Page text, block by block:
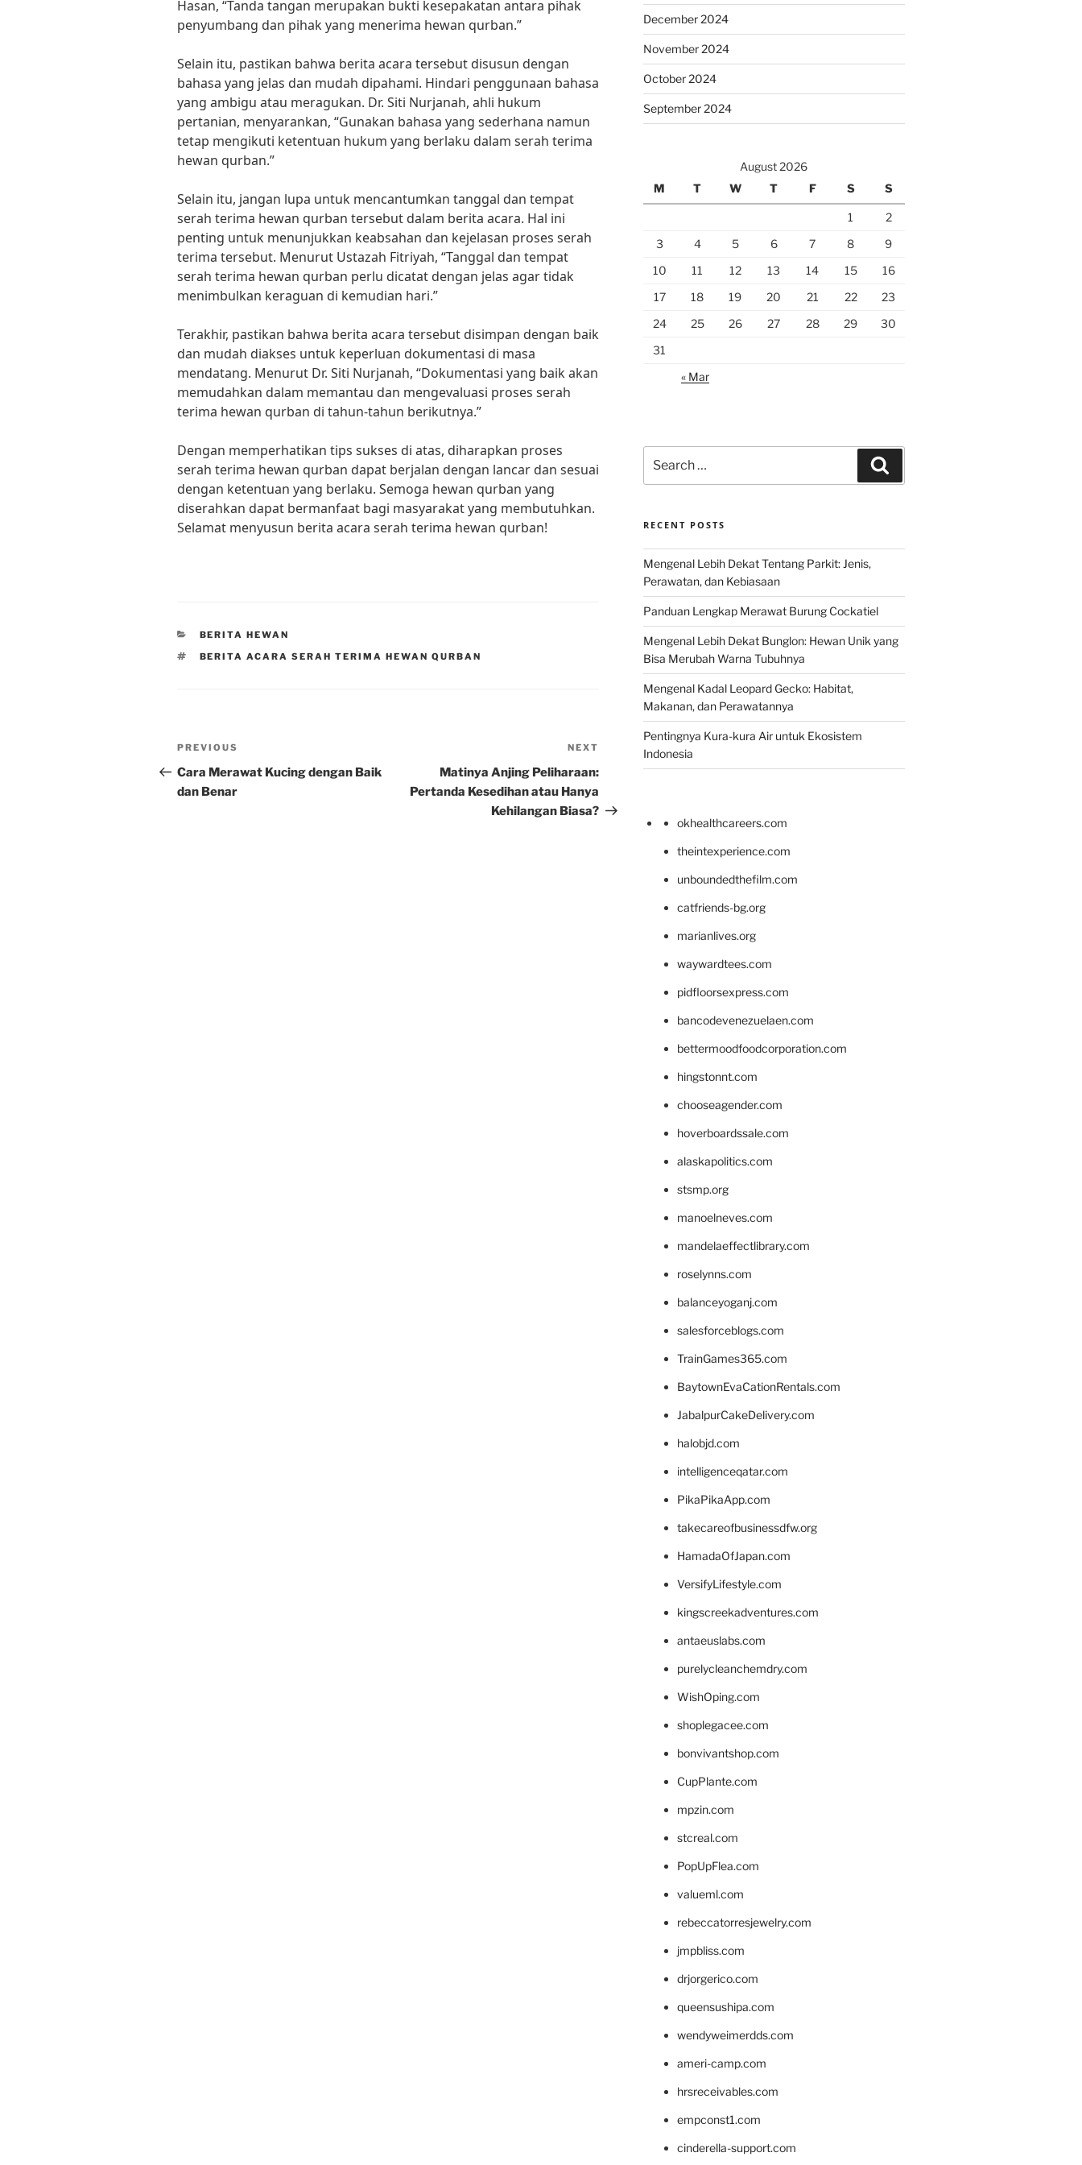
Hasan, “Tanda tangan merupakan bukti kesepakatan antara pihak
penyumbang dan pihak yang menerima hewan qurban.”
Selain itu, pastikan bahwa berita acara tersebut disusun dengan
bahasa yang jelas dan mudah dipahami. Hindari penggunaan bahasa
yang ambigu atau meragukan. Dr. Siti Nurjanah, ahli hukum
pertanian, menyarankan, “Gunakan bahasa yang sederhana namun
tetap mengikuti ketentuan hukum yang berlaku dalam serah terima
hewan qurban.”
Selain itu, jangan lupa untuk mencantumkan tanggal dan tempat
serah terima hewan qurban tersebut dalam berita acara. Hal ini
penting untuk menunjukkan keabsahan dan kejelasan proses serah
terima tersebut. Menurut Ustazah Fitriyah, “Tanggal dan tempat
serah terima hewan qurban perlu dicatat dengan jelas agar tidak
menimbulkan keraguan di kemudian hari.”
Terakhir, pastikan bahwa berita acara tersebut disimpan dengan baik
dan mudah diakses untuk keperluan dokumentasi di masa
mendatang. Menurut Dr. Siti Nurjanah, “Dokumentasi yang baik akan
memudahkan dalam memantau dan mengevaluasi proses serah
terima hewan qurban di tahun-tahun berikutnya.”
Dengan memperhatikan tips sukses di atas, diharapkan proses
serah terima hewan qurban dapat berjalan dengan lancar dan sesuai
dengan ketentuan yang berlaku. Semoga hewan qurban yang
diserahkan dapat bermanfaat bagi masyarakat yang membutuhkan.
Selamat menyusun berita acara serah terima hewan qurban!
CATEGORIES
BERITA HEWAN
TAGS
BERITA ACARA SERAH TERIMA HEWAN QURBAN
Post
navigation
Previous
Post
PREVIOUS
Cara Merawat Kucing dengan Baik
dan Benar
Post
NEXT
Matinya Anjing Peliharaan:
Pertanda Kesedihan atau Hanya
Kehilangan Biasa?
December 2024
November 2024
October 2024
September 2024
August 2026
M
T W T F S S
1
2
3
4 5 6 7 8
9
10
11 12 13 14 15
16
17
18 19 20 21 22
23
24
25 26 27 28 29
30
31
« Mar
for:
RECENT POSTS
Mengenal Lebih Dekat Tentang Parkit: Jenis,
Perawatan, dan Kebiasaan
Panduan Lengkap Merawat Burung Cockatiel
Mengenal Lebih Dekat Bunglon: Hewan Unik yang
Bisa Merubah Warna Tubuhnya
Mengenal Kadal Leopard Gecko: Habitat,
Makanan, dan Perawatannya
Pentingnya Kura-kura Air untuk Ekosistem
Indonesia
okhealthcareers.com
theintexperience.com
unboundedthefilm.com
catfriends-bg.org
marianlives.org
waywardtees.com
pidfloorsexpress.com
bancodevenezuelaen.com
bettermoodfoodcorporation.com
hingstonnt.com
chooseagender.com
hoverboardssale.com
alaskapolitics.com
stsmp.org
manoelneves.com
mandelaeffectlibrary.com
roselynns.com
balanceyoganj.com
salesforceblogs.com
TrainGames365.com
BaytownEvaCationRentals.com
JabalpurCakeDelivery.com
halobjd.com
intelligenceqatar.com
PikaPikaApp.com
takecareofbusinessdfw.org
HamadaOfJapan.com
VersifyLifestyle.com
kingscreekadventures.com
antaeuslabs.com
purelycleanchemdry.com
WishOping.com
shoplegacee.com
bonvivantshop.com
CupPlante.com
mpzin.com
stcreal.com
PopUpFlea.com
valueml.com
rebeccatorresjewelry.com
jmpbliss.com
drjorgerico.com
queensushipa.com
wendyweimerdds.com
ameri-camp.com
hrsreceivables.com
empconst1.com
cinderella-support.com